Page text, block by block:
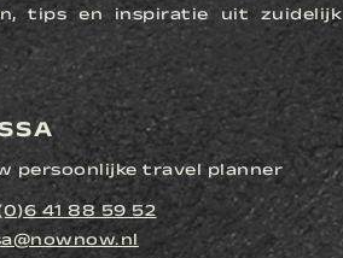
tips en inspiratie uit zuidelijk
persoonlijke travel planner
41 88 59 52